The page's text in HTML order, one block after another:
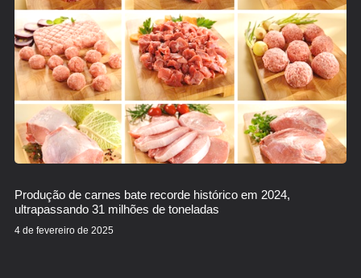
Produção de carnes bate recorde histórico em 2024,
ultrapassando 31 milhões de toneladas
4 de fevereiro de 2025